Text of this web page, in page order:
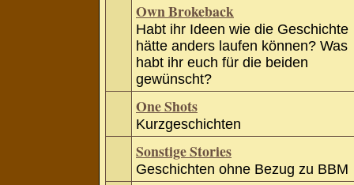
Own Brokeback
Habt ihr Ideen wie die Geschichte
hätte anders laufen können? Was
habt ihr euch für die beiden
gewünscht?
One Shots
Kurzgeschichten
Sonstige Stories
Geschichten ohne Bezug zu BBM